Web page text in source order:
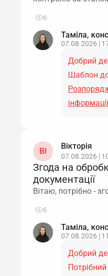
6
Таміла,
07.08.2026 |
Добрий
Шаблон
інформації
ВІ
Вікторія
07.08.2026 |
Згода на
документації
Вітаю, потрібно -
6
Таміла,
07.08.2026 |
Добрий